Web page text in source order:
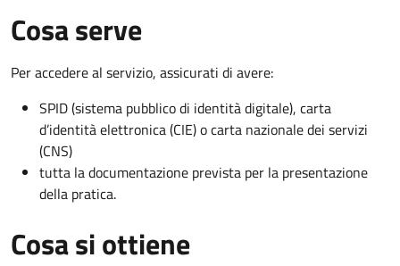
Cosa serve
Per accedere al servizio, assicurati di avere:
SPID (sistema pubblico di identità digitale), carta
d’identità elettronica (CIE) o carta nazionale dei servizi
(CNS)
tutta la documentazione prevista per la presentazione
della pratica.
Cosa si ottiene